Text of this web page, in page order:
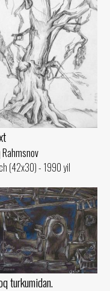
(42x30) - 1990 yil
turkumidan.